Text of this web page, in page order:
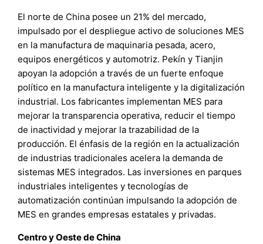
El norte de China posee un 21% del mercado,
impulsado por el despliegue activo de soluciones MES
en la manufactura de maquinaria pesada, acero,
equipos energéticos y automotriz. Pekín y Tianjin
apoyan la adopción a través de un fuerte enfoque
político en la manufactura inteligente y la digitalización
industrial. Los fabricantes implementan MES para
mejorar la transparencia operativa, reducir el tiempo
de inactividad y mejorar la trazabilidad de la
producción. El énfasis de la región en la actualización
de industrias tradicionales acelera la demanda de
sistemas MES integrados. Las inversiones en parques
industriales inteligentes y tecnologías de
automatización continúan impulsando la adopción de
MES en grandes empresas estatales y privadas.
Centro y Oeste de China